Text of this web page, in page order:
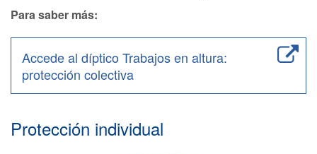
Para saber más:
Accede al díptico Trabajos en altura:
protección colectiva
Protección individual